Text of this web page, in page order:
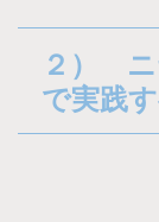
２）
で実践